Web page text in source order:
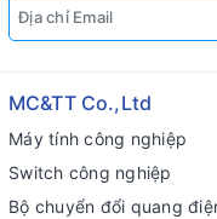
MC&TT Co.,Ltd
Máy tính công nghiệp
Switch công nghiệp
Bộ chuyển đổi quang